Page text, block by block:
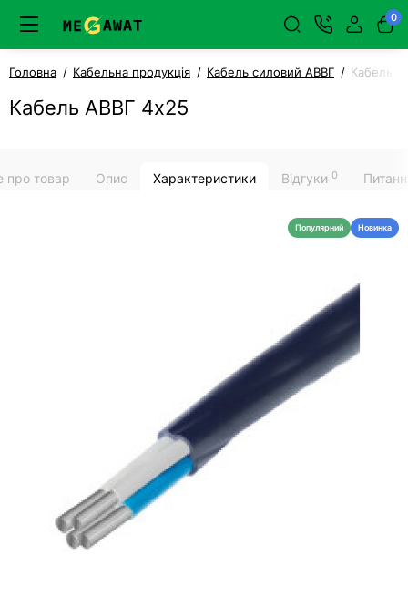
0
Головна Кабельна продукція Кабель силовий АВВГ Кабель
Кабель АВВГ 4х25
про товар Опис Характеристики Відгуки 0
Популярний Новинка